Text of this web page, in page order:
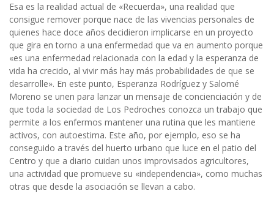
Esa es la realidad actual de «Recuerda», una realidad que
consigue remover porque nace de las vivencias personales de
quienes hace doce años decidieron implicarse en un proyecto
que gira en torno a una enfermedad que va en aumento porque
«es una enfermedad relacionada con la edad y la esperanza de
vida ha crecido, al vivir más hay más probabilidades de que se
desarrolle». En este punto, Esperanza Rodríguez y Salomé
Moreno se unen para lanzar un mensaje de concienciación y de
que toda la sociedad de Los Pedroches conozca un trabajo que
permite a los enfermos mantener una rutina que les mantiene
activos, con autoestima. Este año, por ejemplo, eso se ha
conseguido a través del huerto urbano que luce en el patio del
Centro y que a diario cuidan unos improvisados agricultores,
una actividad que promueve su «independencia», como muchas
otras que desde la asociación se llevan a cabo.